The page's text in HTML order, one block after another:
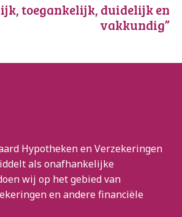
toegankelijk, duidelijk en
vakkundig”
Hypotheken en Verzekeringen
als onafhankelijke
wij op het gebied van
en andere financiële